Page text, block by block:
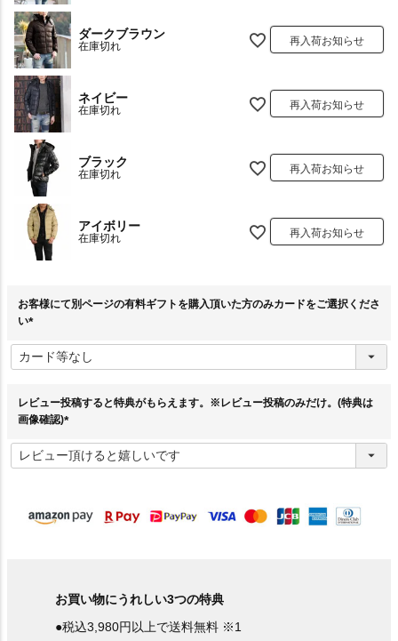
ダークブラウン
在庫切れ 再入荷お知らせ
ネイビー
在庫切れ 再入荷お知らせ
ブラック
在庫切れ 再入荷お知らせ
アイボリー
在庫切れ 再入荷お知らせ
お客様にて別ページの有料ギフトを購入頂いた方のみカードをご選択くださ
い
必
須
レビュー投稿すると特典がもらえます。※レビュー投稿のみだけ。(特典は
画像確認)
必
須
お買い物にうれしい3つの特典
●税込3,980円以上で送料無料 ※1